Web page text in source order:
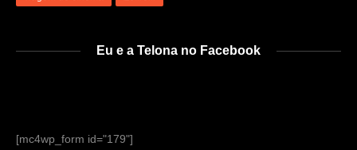
Eu e a Telona no Facebook
[mc4wp_form id="179"]